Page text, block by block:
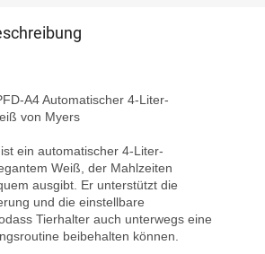
A4 Automatischer 4-Liter-
von Myers
ein automatischer 4-Liter-
Weiß, der Mahlzeiten
ausgibt. Er unterstützt die
und die einstellbare
Tierhalter auch unterwegs eine
beibehalten können.